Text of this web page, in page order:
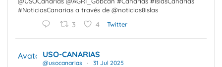
#NoticiasCanarias a través de @noticias8islas
3 4 Twitter
Avatar USO-CANARIAS
@usocanarias · 31 Jul 2025